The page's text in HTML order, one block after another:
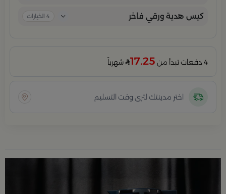
كيس هدية ورقي فاخر 4 الخيارات
4 دفعات تبدأ من 17.25 شهرياً
اختر مدينتك لترى وقت التسليم